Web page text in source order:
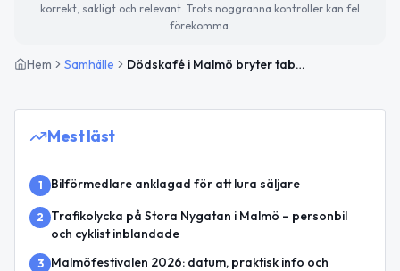
korrekt, sakligt och relevant. Trots noggranna kontroller kan fel
förekomma.
Hem Samhälle Dödskafé i Malmö bryter tabun kring döden
Mest läst
1 Bilförmedlare anklagad för att lura säljare
2
Trafikolycka på Stora Nygatan i Malmö – personbil
och cyklist inblandade
3
Malmöfestivalen 2026: datum, praktisk info och